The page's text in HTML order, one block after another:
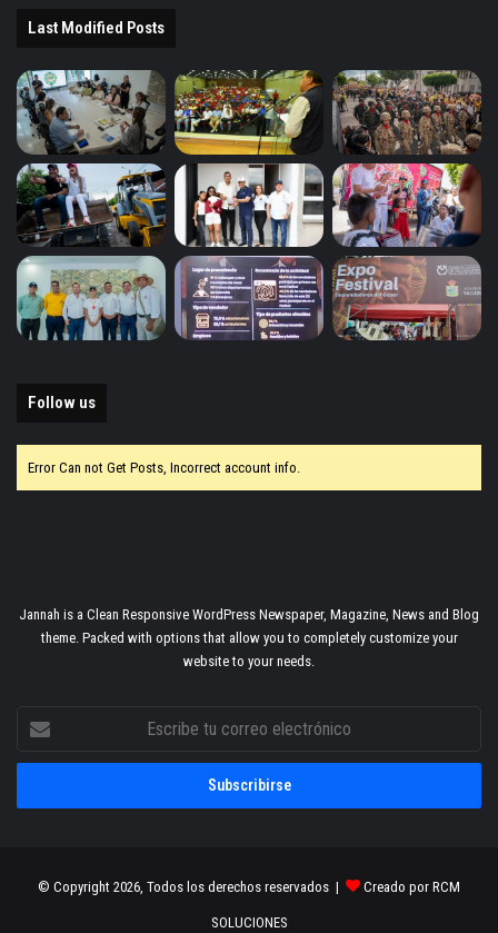
Last Modified Posts
Follow us
Error Can not Get Posts, Incorrect account info.
Jannah is a Clean Responsive WordPress Newspaper, Magazine, News and Blog
theme. Packed with options that allow you to completely customize your
website to your needs.
correo
© Copyright 2026, Todos los derechos reservados | Creado por RCM
SOLUCIONES